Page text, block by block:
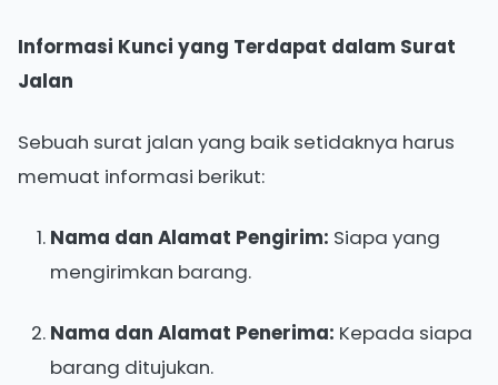
Informasi Kunci yang Terdapat dalam Surat
Jalan
Sebuah surat jalan yang baik setidaknya harus
memuat informasi berikut:
Nama dan Alamat Pengirim: Siapa yang
mengirimkan barang.
Nama dan Alamat Penerima: Kepada siapa
barang ditujukan.